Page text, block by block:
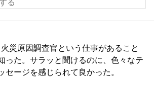
災原因調査官という仕事があること
った。サラッと聞けるのに、色々なテ
セージを感じられて良かった。